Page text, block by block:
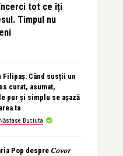
tot ce îți
Timpul nu
Filipaș: Când susții un
curat, asumat,
pur și simplu se așază
ta
Buciuta
Pop despre 𝐶𝑜𝑣𝑜𝑟